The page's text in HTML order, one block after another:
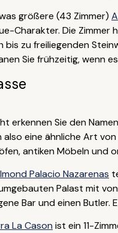
größere (43 Zimmer)
Charakter. Die Zimmer
bis zu freiliegenden
Sie frühzeitig, wenn
erkennen Sie den
also eine ähnliche Art
antiken Möbeln und
Palacio Nazarenas
Palast mit
Bar und einen Butler.
La Cason ist ein 11-